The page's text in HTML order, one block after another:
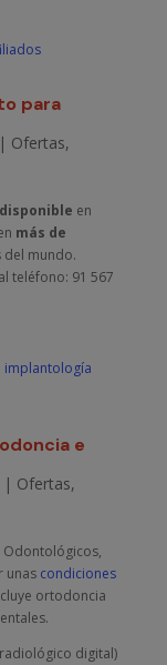
para
| Ofertas,
en
más de
del mundo.
teléfono: 91 567
e
| Ofertas,
Odontológicos,
unas condiciones
ortodoncia
digital)